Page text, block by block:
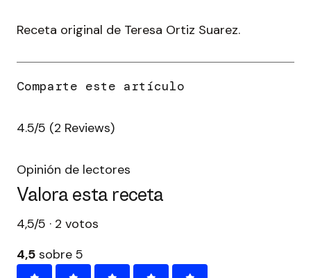
Receta original de Teresa Ortiz Suarez.
4.5/5 (2 Reviews)
Opinión de lectores
Valora esta receta
4,5/5 · 2 votos
4,5 sobre 5